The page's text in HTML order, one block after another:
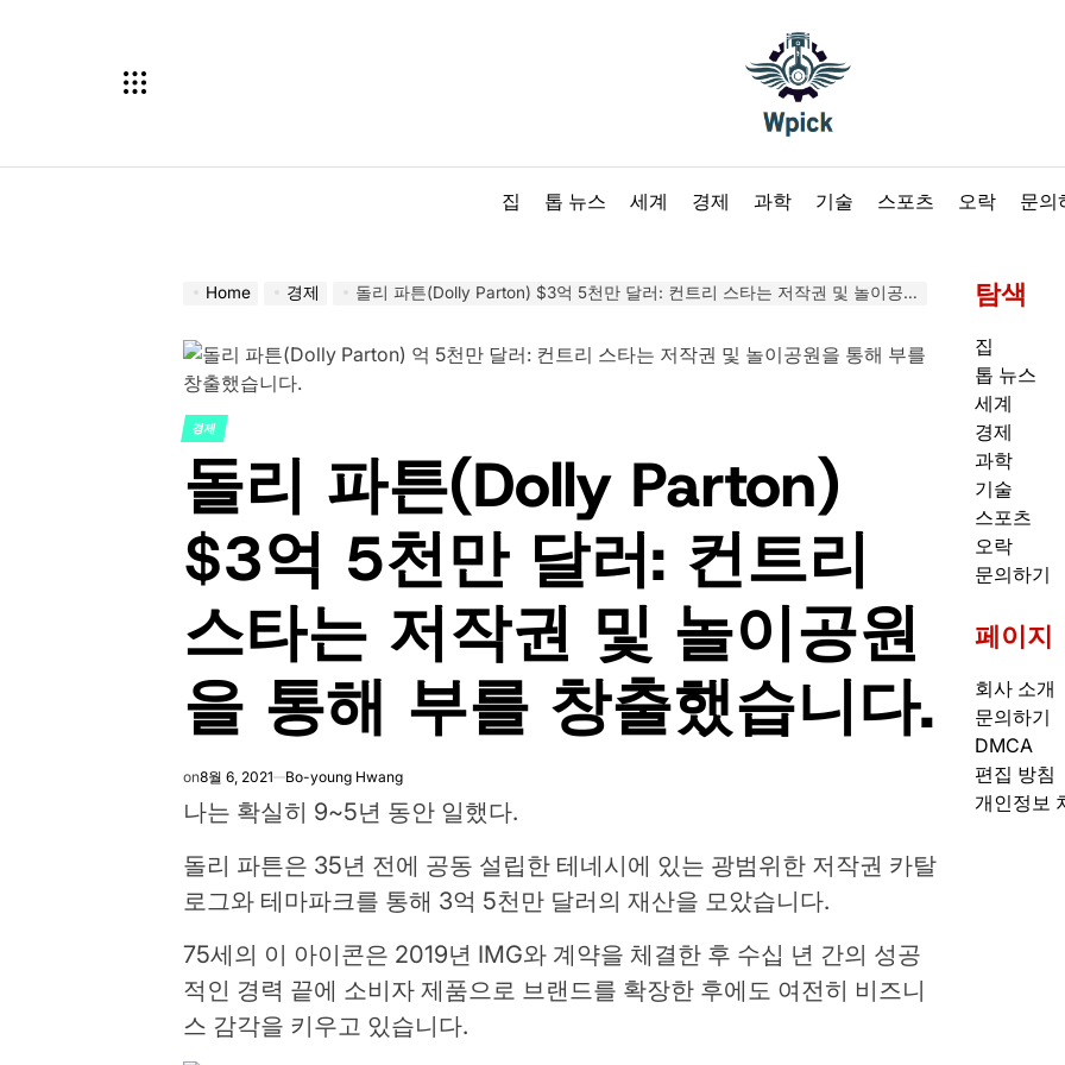
집
톱 뉴스 세계 경제 과학 기술 스포츠 오락 문의
Home 경제 돌리 파튼(Dolly Parton) $3억 5천만 달러: 컨트리 스타는 저작권 및 놀이공원을 통해 부를 창출했습니다.
POSTED
IN
경제
돌리 파튼(Dolly Parton)
$3억 5천만 달러: 컨트리
스타는 저작권 및 놀이공원
을 통해 부를 창출했습니다.
on8월 6, 2021 Bo-young Hwang
나는 확실히 9~5년 동안 일했다.
돌리 파튼은 35년 전에 공동 설립한 테네시에 있는 광범위한 저작권 카탈
로그와 테마파크를 통해 3억 5천만 달러의 재산을 모았습니다.
75세의 이 아이콘은 2019년 IMG와 계약을 체결한 후 수십 년 간의 성공
적인 경력 끝에 소비자 제품으로 브랜드를 확장한 후에도 여전히 비즈니
스 감각을 키우고 있습니다.
탐색
집
톱 뉴스
세계
경제
과학
기술
스포츠
오락
문의하기
페이지
회사 소개
문의하기
DMCA
편집 방침
개인정보